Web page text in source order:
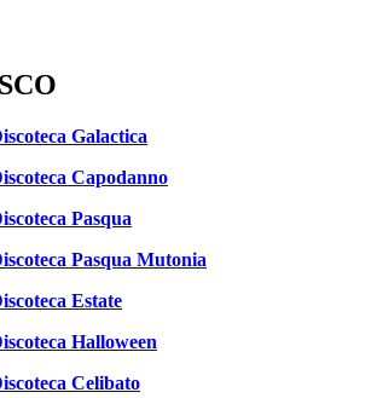
Galactica
Capodanno
Pasqua
Pasqua Mutonia
Estate
Halloween
Celibato